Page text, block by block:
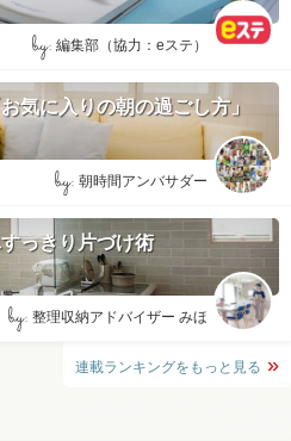
by: 編集部（協力：eステ）
気に入りの朝の過ごし方」
by: 朝時間アンバサダー
っきり片づけ術
by: 整理収納アドバイザー みほ
連載ランキングをもっと見る